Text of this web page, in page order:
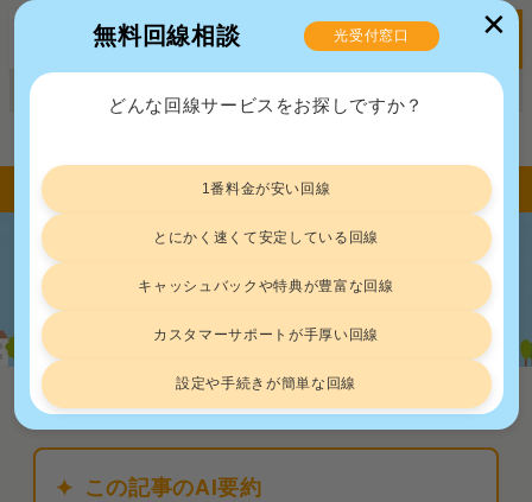
NURO光が抱える6つのデメリット｜や
めた方が良い人の特徴も紹介
デメリット
この記事のAI要約
✕
無料回線相談 光受付窓口
どんな回線サービスをお探しですか？
1番料金が安い回線
とにかく速くて安定している回線
キャッシュバックや特典が豊富な回線
カスタマーサポートが手厚い回線
設定や手続きが簡単な回線